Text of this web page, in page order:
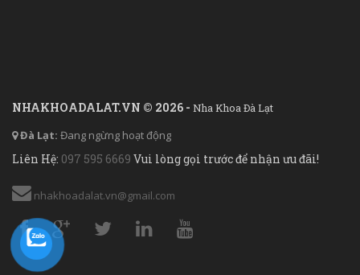
NHAKHOADALAT.VN © 2026 - Nha Khoa Đà Lạt
Đà Lạt: Đang ngừng hoạt động
Liên Hệ: 097 595 6669 Vui lòng gọi trước để nhận ưu đãi!
nhakhoadalat.vn@gmail.com